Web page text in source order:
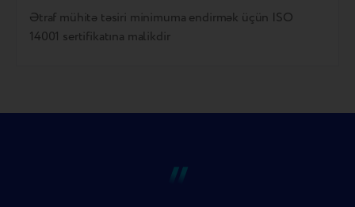
Ətraf mühitə təsiri minimuma endirmək üçün ISO
14001 sertifikatına malikdir